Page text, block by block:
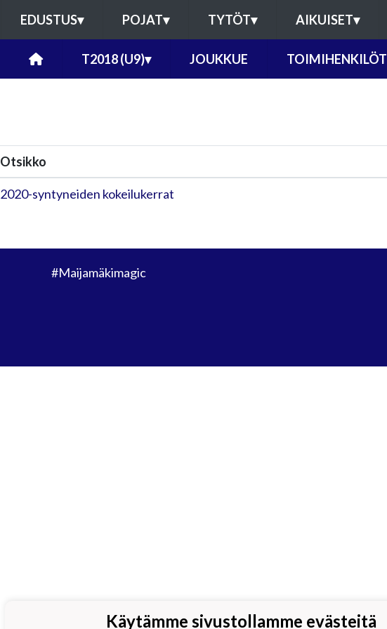
EDUSTUS▾ POJAT▾ TYTÖT▾ AIKUISET▾
T2018 (U9)▾ JOUKKUE TOIMIHENKILÖT
Otsikko
2020-syntyneiden kokeilukerrat
#Maijamäkimagic
Käytämme sivustollamme evästeitä